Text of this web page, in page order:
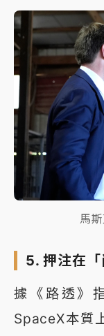
馬
5. 押注在「
據《路透》
SpaceX本質